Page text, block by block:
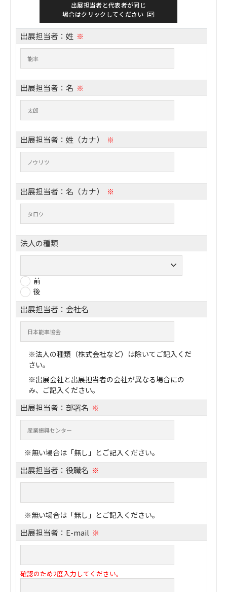
出展担当者と代表者が同じ
場合はクリックしてください
出展担当者：姓 ※
出展担当者：名 ※
出展担当者：姓（カナ） ※
出展担当者：名（カナ） ※
法人の種類
前
後
出展担当者：会社名
※法人の種類（株式会社など）は除いてご記入くだ
さい。
※出展会社と出展担当者の会社が異なる場合にの
み、ご記入ください。
出展担当者：部署名 ※
※無い場合は「無し」とご記入ください。
出展担当者：役職名 ※
※無い場合は「無し」とご記入ください。
出展担当者：E-mail ※
確認のため2度入力してください。